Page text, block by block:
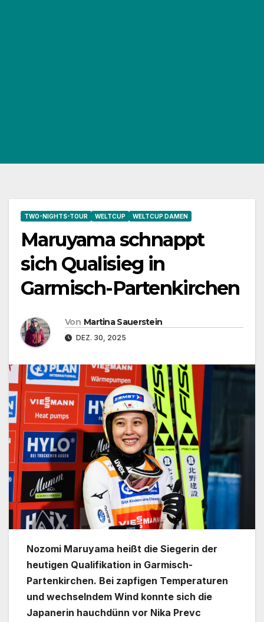
TWO-NIGHTS-TOUR WELTCUP WELTCUP DAMEN
Maruyama schnappt
sich Qualisieg in
Garmisch-Partenkirchen
Von Martina Sauerstein
DEZ. 30, 2025
Nozomi Maruyama heißt die Siegerin der
heutigen Qualifikation in Garmisch-
Partenkirchen. Bei zapfigen Temperaturen
und wechselndem Wind konnte sich die
Japanerin hauchdünn vor Nika Prevc